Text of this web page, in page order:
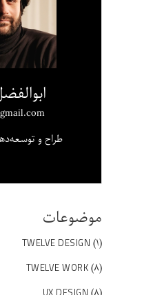
طراح و
موضوعات
TWELVE DESIGN (۱)
TWELVE WORK (۸)